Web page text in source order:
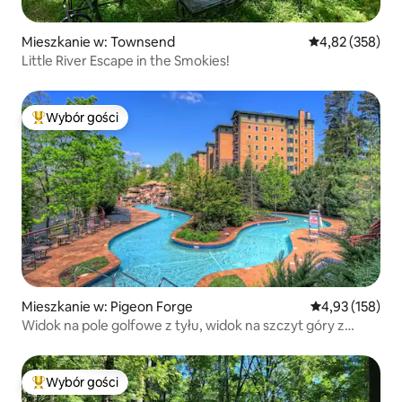
Mieszkanie w: Townsend Średnia
4,82 (358)
Little River Escape in the Smokies!
Najpopularniejsze z kategorii Wybór gości
Wybór gości
Mieszkanie w: Pigeon Forge Średnia
4,93 (158)
Widok na pole golfowe z tyłu, widok na szczyt góry z
Najpopularniejsze z kategorii Wybór gości
Wybór gości